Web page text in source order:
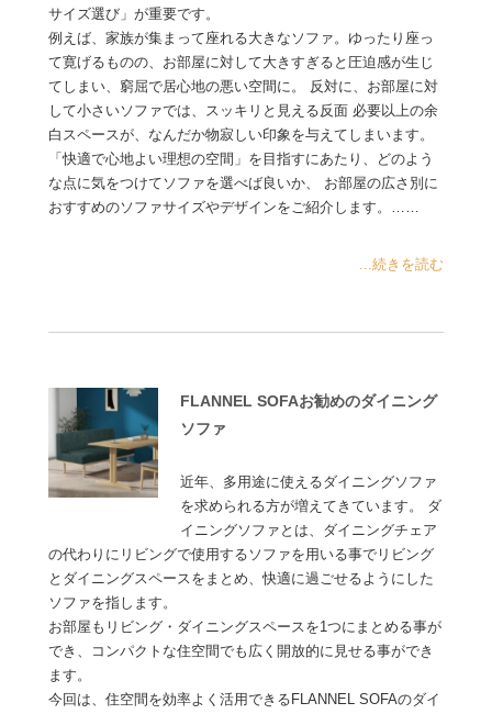
サイズ選び」が重要です。
例えば、家族が集まって座れる大きなソファ。ゆったり座っ
て寛げるものの、お部屋に対して大きすぎると圧迫感が生じ
てしまい、窮屈で居心地の悪い空間に。 反対に、お部屋に対
して小さいソファでは、スッキリと見える反面 必要以上の余
白スペースが、なんだか物寂しい印象を与えてしまいます。
「快適で心地よい理想の空間」を目指すにあたり、どのよう
な点に気をつけてソファを選べば良いか、 お部屋の広さ別に
おすすめのソファサイズやデザインをご紹介します。……
...続きを読む
FLANNEL SOFAお勧めのダイニング
ソファ
近年、多用途に使えるダイニングソファ
を求められる方が増えてきています。 ダ
イニングソファとは、ダイニングチェア
の代わりにリビングで使用するソファを用いる事でリビング
とダイニングスペースをまとめ、快適に過ごせるようにした
ソファを指します。
お部屋もリビング・ダイニングスペースを1つにまとめる事が
でき、コンパクトな住空間でも広く開放的に見せる事ができ
ます。
今回は、住空間を効率よく活用できるFLANNEL SOFAのダイ